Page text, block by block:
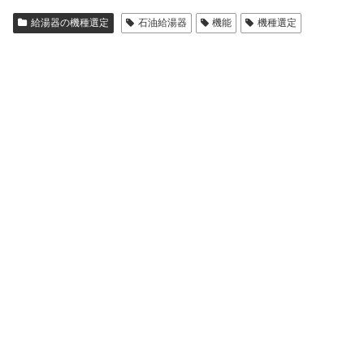
給湯器の機種選定 石油給湯器 機能 機種選定